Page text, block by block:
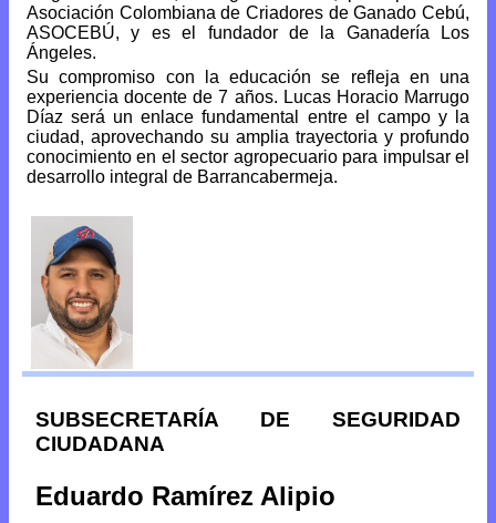
Asociación Colombiana de Criadores de Ganado Cebú,
ASOCEBÚ, y es el fundador de la Ganadería Los
Ángeles.
Su compromiso con la educación se refleja en una
experiencia docente de 7 años. Lucas Horacio Marrugo
Díaz será un enlace fundamental entre el campo y la
ciudad, aprovechando su amplia trayectoria y profundo
conocimiento en el sector agropecuario para impulsar el
desarrollo integral de Barrancabermeja.
SUBSECRETARÍA DE SEGURIDAD
CIUDADANA
Eduardo Ramírez Alipio